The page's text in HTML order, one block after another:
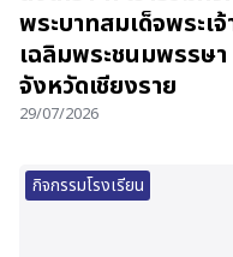
พระบาทสมเด็จพระเ
เฉลิมพระชนมพรรษ
จังหวัดเชียงราย
29/07/2026
กิจกรรมโรงเรียน